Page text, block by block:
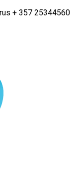
+ 357 25344560